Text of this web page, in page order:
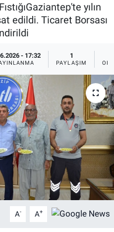
yılın
edildi. Ticaret Borsası
- 17:32 1
PAYLAŞIM
A- A+